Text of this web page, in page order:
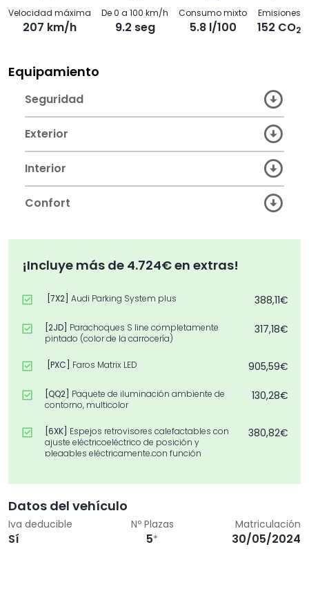
Velocidad máxima
207 km/h
De 0 a 100 km/h
9.2 seg
Consumo mixto
5.8 l/100
Emisiones
152 CO2
Equipamiento
Seguridad
Exterior
Interior
Confort
¡Incluye más de 4.724€ en extras!
[7X2] Audi Parking System plus 388,11€
[2JD] Parachoques S line completamente
pintado (color de la carrocería)
317,18€
[PXC] Faros Matrix LED 905,59€
[QQ2] Paquete de iluminación ambiente de
contorno, multicolor
130,28€
[6XK] Espejos retrovisores calefactables con
ajuste eléctricoeléctrico de posición y
plegables eléctricamente,con función
380,82€
las plazas traseras
[4A3]Asientos delanteros calefactables 439,13€
Datos del vehículo
Iva deducible
Sí
Nº Plazas
5*
Matriculación
30/05/2024